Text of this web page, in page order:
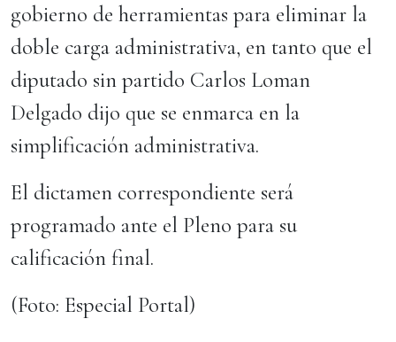
gobierno de herramientas para eliminar la
doble carga administrativa, en tanto que el
diputado sin partido Carlos Loman
Delgado dijo que se enmarca en la
simplificación administrativa.
El dictamen correspondiente será
programado ante el Pleno para su
calificación final.
(Foto: Especial Portal)